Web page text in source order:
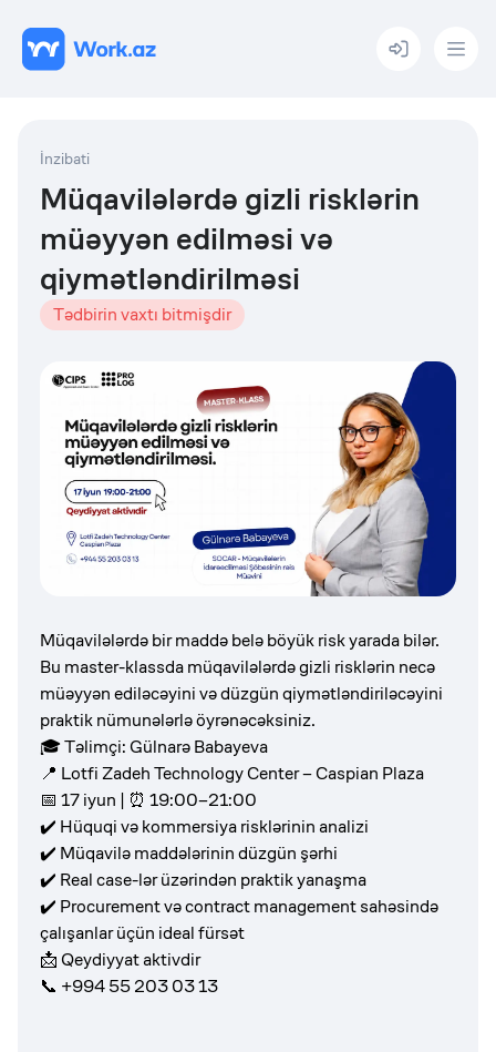
Menu
İnzibati
Müqavilələrdə gizli risklərin
müəyyən edilməsi və
qiymətləndirilməsi
Tədbirin vaxtı bitmişdir
Müqavilələrdə bir maddə belə böyük risk yarada bilər.
Bu master-klassda müqavilələrdə gizli risklərin necə
müəyyən ediləcəyini və düzgün qiymətləndiriləcəyini
praktik nümunələrlə öyrənəcəksiniz.
🎓 Təlimçi: Gülnarə Babayeva
📍 Lotfi Zadeh Technology Center – Caspian Plaza
📅 17 iyun | ⏰ 19:00–21:00
✔️ Hüquqi və kommersiya risklərinin analizi
✔️ Müqavilə maddələrinin düzgün şərhi
✔️ Real case-lər üzərindən praktik yanaşma
✔️ Procurement və contract management sahəsində
çalışanlar üçün ideal fürsət
📩 Qeydiyyat aktivdir
📞 +994 55 203 03 13